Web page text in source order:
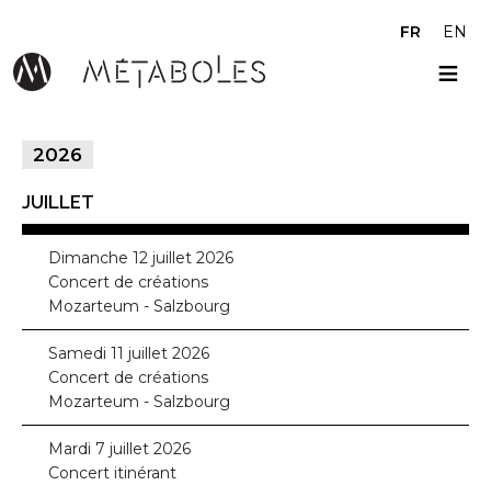
EN
FR
2026
JUILLET
Dimanche 12 juillet 2026
Concert de créations
Mozarteum - Salzbourg
Samedi 11 juillet 2026
Concert de créations
Mozarteum - Salzbourg
Mardi 7 juillet 2026
Concert itinérant